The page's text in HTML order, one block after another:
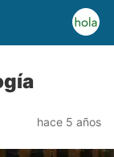
hace 5 años